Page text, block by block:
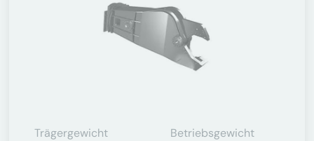
Trägergewicht
Betriebsgewicht